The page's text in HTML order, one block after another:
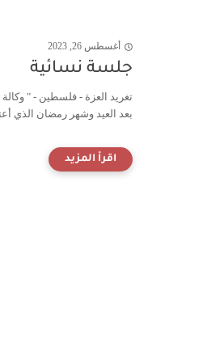
أغسطس 26, 2023
جلسة نسائية
تغريد العزة - فلسطين - " وكالة
بعد العيد وشهر رمضان الذي